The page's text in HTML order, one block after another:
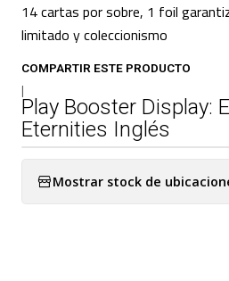
14 cartas por sobre, 1 foil
limitado y coleccionismo
COMPARTIR ESTE PRODUCTO
|
Play Booster Display:
Eternities Inglés
Mostrar stock de